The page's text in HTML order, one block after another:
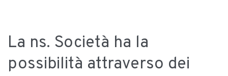
La ns. Società ha la
possibilità attraverso dei